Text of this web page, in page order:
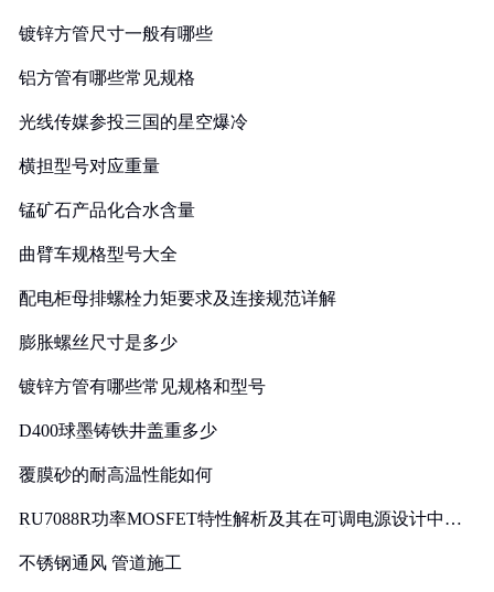
镀锌方管尺寸一般有哪些
铝方管有哪些常见规格
光线传媒参投三国的星空爆冷
横担型号对应重量
锰矿石产品化合水含量
曲臂车规格型号大全
配电柜母排螺栓力矩要求及连接规范详解
膨胀螺丝尺寸是多少
镀锌方管有哪些常见规格和型号
D400球墨铸铁井盖重多少
覆膜砂的耐高温性能如何
RU7088R功率MOSFET特性解析及其在可调电源设计中的
不锈钢通风 管道施工